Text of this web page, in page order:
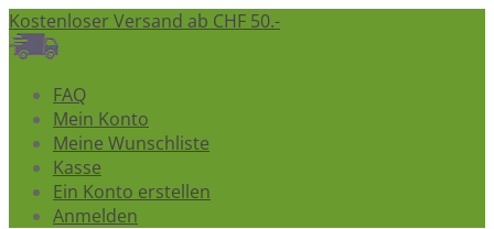
Kostenloser Versand ab CHF 50.-
FAQ
Mein Konto
Meine Wunschliste
Kasse
Ein Konto erstellen
Anmelden